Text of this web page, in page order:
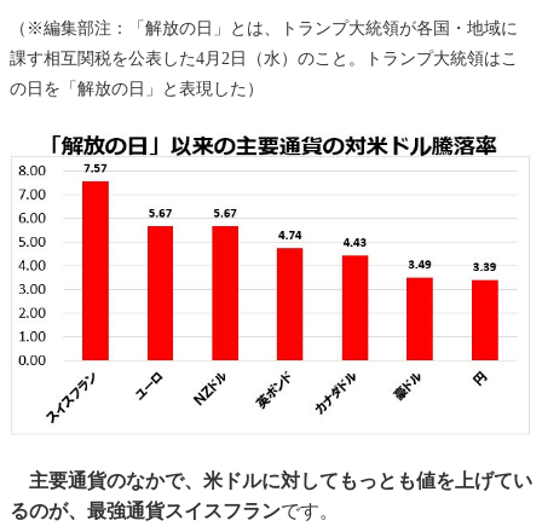
（※編集部注：「解放の日」とは、トランプ大統領が各国・地域に
課す相互関税を公表した4月2日（水）のこと。トランプ大統領はこ
の日を「解放の日」と表現した）
主要通貨のなかで、米ドルに対してもっとも値を上げてい
るのが、最強通貨スイスフランです。